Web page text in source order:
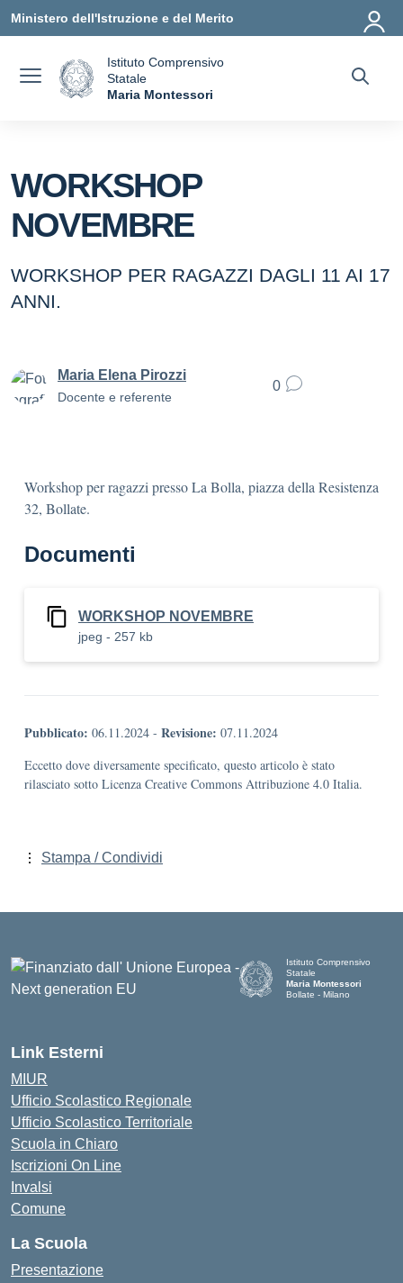
Ministero dell'Istruzione e del Merito
Istituto Comprensivo
Statale
Maria Montessori
WORKSHOP
NOVEMBRE
WORKSHOP PER RAGAZZI DAGLI 11 AI 17
ANNI.
Maria Elena Pirozzi
Docente e referente
0
Workshop per ragazzi presso La Bolla, piazza della Resistenza
32, Bollate.
Documenti
WORKSHOP NOVEMBRE
jpeg - 257 kb
Pubblicato: 06.11.2024 - Revisione: 07.11.2024
Eccetto dove diversamente specificato, questo articolo è stato
rilasciato sotto Licenza Creative Commons Attribuzione 4.0 Italia.
Stampa / Condividi
Istituto Comprensivo
Statale
Maria Montessori
Bollate - Milano
Link Esterni
MIUR
Ufficio Scolastico Regionale
Ufficio Scolastico Territoriale
Scuola in Chiaro
Iscrizioni On Line
Invalsi
Comune
La Scuola
Presentazione